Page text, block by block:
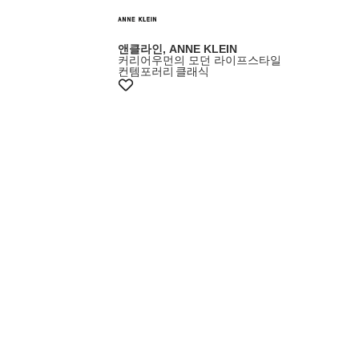
앤클라인, ANNE KLEIN
커리어우먼의 모던 라이프스타일
컨템포러리 클래식